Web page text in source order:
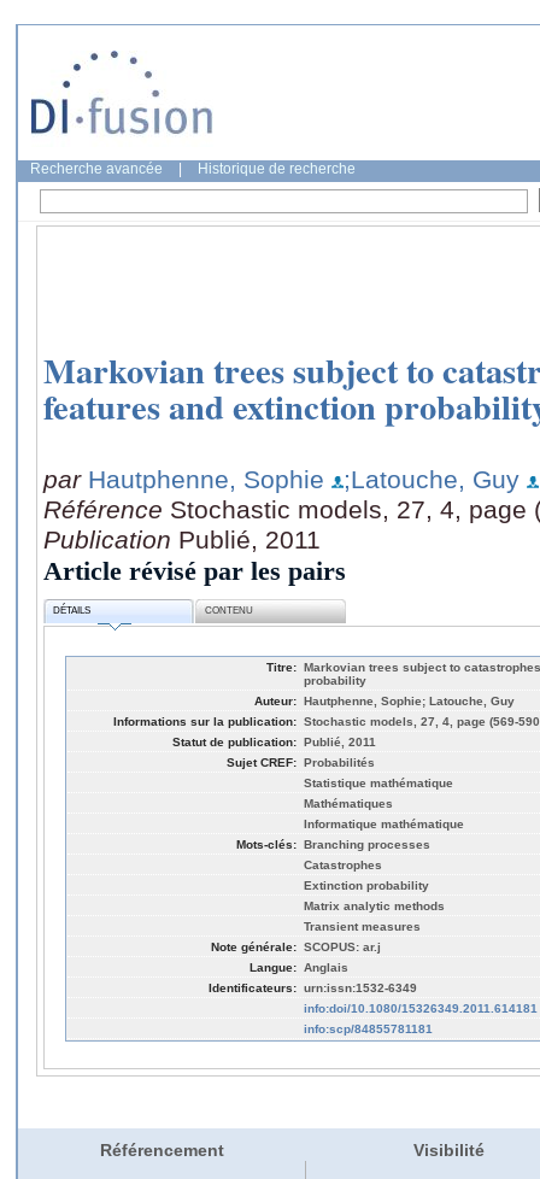
Recherche avancée Historique de recherche
Markovian trees subject to
features and extinction
par Hautphenne, Sophie
;Latouche, Guy
Référence Stochastic models, 27, 4, page
Publication Publié, 2011
Article révisé par les pairs
DÉTAILS CONTENU
Titre: Markovian trees subject to
probability
Auteur: Hautphenne, Sophie; Latouche, Guy
Informations sur la publication: Stochastic models, 27, 4, page (569-
Statut de publication: Publié, 2011
Sujet CREF: Probabilités
Statistique mathématique
Mathématiques
Informatique mathématique
Mots-clés: Branching processes
Catastrophes
Extinction probability
Matrix analytic methods
Transient measures
Note générale: SCOPUS: ar.j
Langue: Anglais
Identificateurs: urn:issn:1532-6349
info:doi/10.1080/15326349.2011.614181
info:scp/84855781181
Référencement Visibilité